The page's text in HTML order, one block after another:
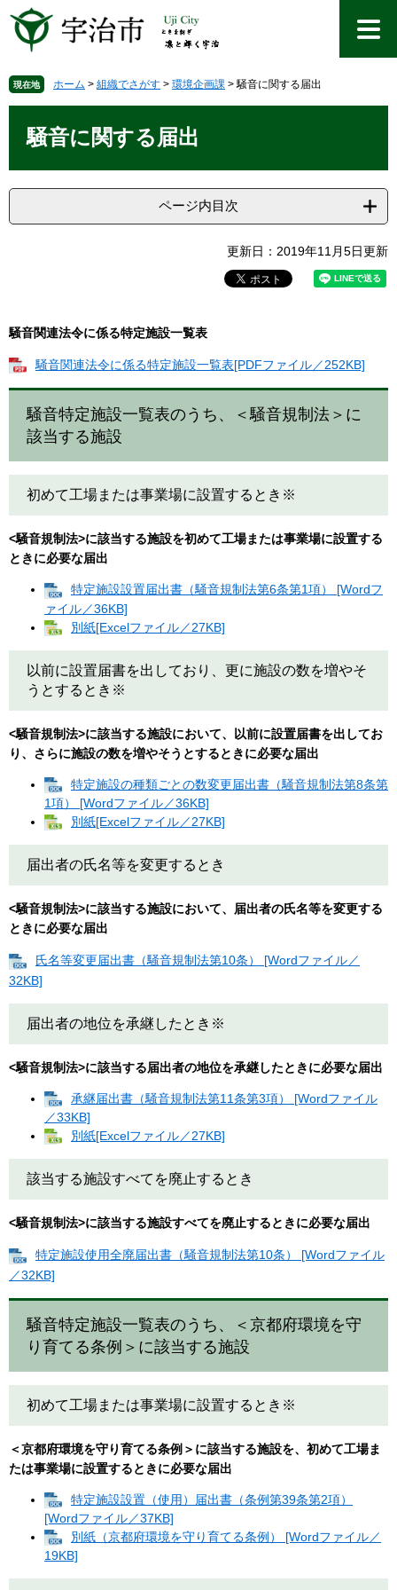
先を
文
現在地 ホーム > 組織でさがす > 環境企画課 >騒音に関する届出
騒音に関する届出
ページ内目次
更新日：2019年11月5日更新
騒音関連法令に係る特定施設一覧表
騒音関連法令に係る特定施設一覧表[PDFファイル／252KB]
騒音特定施設一覧表のうち、＜騒音規制法＞に
該当する施設
初めて工場または事業場に設置するとき※
<騒音規制法>に該当する施設を初めて工場または事業場に設置する
ときに必要な届出
特定施設設置届出書（騒音規制法第6条第1項） [Wordフ
ァイル／36KB]
別紙[Excelファイル／27KB]
以前に設置届書を出しており、更に施設の数を増やそ
うとするとき※
<騒音規制法>に該当する施設において、以前に設置届書を出してお
り、さらに施設の数を増やそうとするときに必要な届出
特定施設の種類ごとの数変更届出書（騒音規制法第8条第
1項） [Wordファイル／36KB]
別紙[Excelファイル／27KB]
届出者の氏名等を変更するとき
<騒音規制法>に該当する施設において、届出者の氏名等を変更する
ときに必要な届出
氏名等変更届出書（騒音規制法第10条） [Wordファイル／
32KB]
届出者の地位を承継したとき※
<騒音規制法>に該当する届出者の地位を承継したときに必要な届出
承継届出書（騒音規制法第11条第3項） [Wordファイル
／33KB]
別紙[Excelファイル／27KB]
該当する施設すべてを廃止するとき
<騒音規制法>に該当する施設すべてを廃止するときに必要な届出
特定施設使用全廃届出書（騒音規制法第10条） [Wordファイル
／32KB]
騒音特定施設一覧表のうち、＜京都府環境を守
り育てる条例＞に該当する施設
初めて工場または事業場に設置するとき※
＜京都府環境を守り育てる条例＞に該当する施設を、初めて工場ま
たは事業場に設置するときに必要な届出
特定施設設置（使用）届出書（条例第39条第2項）
[Wordファイル／37KB]
別紙（京都府環境を守り育てる条例） [Wordファイル／
19KB]